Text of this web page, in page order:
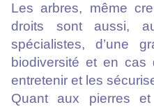
Les arbres, même
droits sont aussi,
spécialistes, d’une
biodiversité et en
entretenir et les
Quant aux pierres